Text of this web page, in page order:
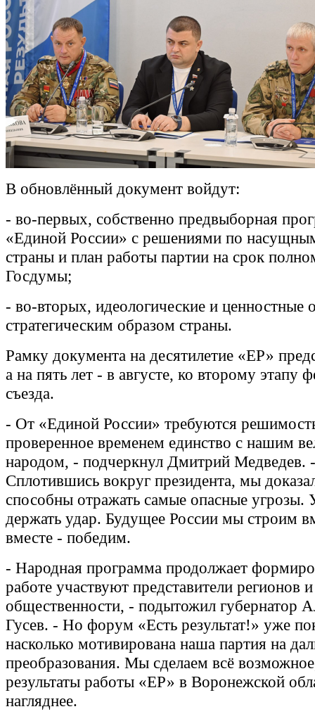
В обновлённый документ войдут:
- во-первых, собственно предвыборная
«Единой России» с решениями по
страны и план работы партии на срок
Госдумы;
- во-вторых, идеологические и ценностные
стратегическим образом страны.
Рамку документа на десятилетие «ЕР»
а на пять лет - в августе, ко второму этапу
съезда.
- От «Единой России» требуются
проверенное временем единство с нашим
народом, - подчеркнул Дмитрий Медведев. -
Сплотившись вокруг президента, мы
способны отражать самые опасные угрозы.
держать удар. Будущее России мы строим
вместе - победим.
- Народная программа продолжает
работе участвуют представители регионов и
общественности, - подытожил губернатор
Гусев. - Но форум «Есть результат!» уже
насколько мотивирована наша партия на
преобразования. Мы сделаем всё
результаты работы «ЕР» в Воронежской
нагляднее.